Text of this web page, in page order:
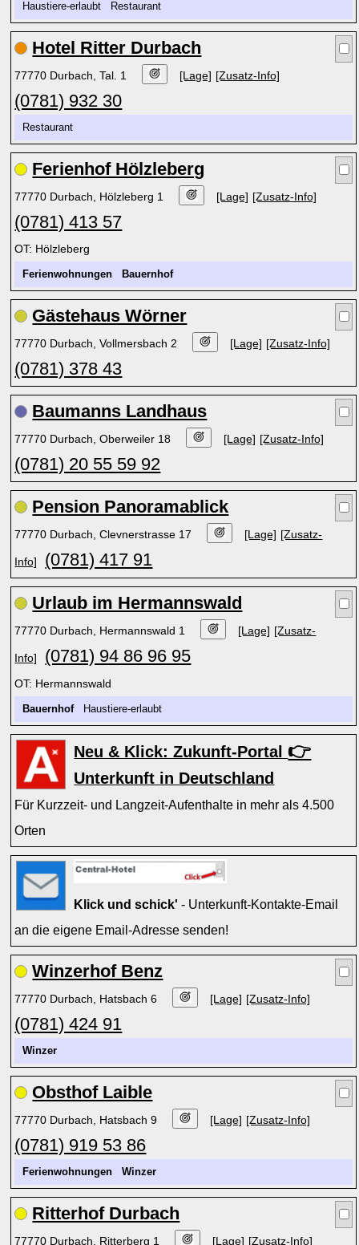
Haustiere-erlaubt Restaurant
Hotel Ritter Durbach
77770 Durbach, Tal. 1 [Lage] [Zusatz-Info]
(0781) 932 30
Restaurant
Ferienhof Hölzleberg
77770 Durbach, Hölzleberg 1 [Lage] [Zusatz-Info]
(0781) 413 57
OT: Hölzleberg
Ferienwohnungen Bauernhof
Gästehaus Wörner
77770 Durbach, Vollmersbach 2 [Lage] [Zusatz-Info]
(0781) 378 43
Baumanns Landhaus
77770 Durbach, Oberweiler 18 [Lage] [Zusatz-Info]
(0781) 20 55 59 92
Pension Panoramablick
77770 Durbach, Clevnerstrasse 17 [Lage] [Zusatz-
Info] (0781) 417 91
Urlaub im Hermannswald
77770 Durbach, Hermannswald 1 [Lage] [Zusatz-
Info] (0781) 94 86 96 95
OT: Hermannswald
BauernhofHaustiere-erlaubt
Neu & Klick: Zukunft-Portal 👉
Unterkunft in Deutschland
Für Kurzzeit- und Langzeit-Aufenthalte in mehr als 4.500
Orten
Klick und schick' - Unterkunft-Kontakte-Email
an die eigene Email-Adresse senden!
Winzerhof Benz
77770 Durbach, Hatsbach 6 [Lage] [Zusatz-Info]
(0781) 424 91
Winzer
Obsthof Laible
77770 Durbach, Hatsbach 9 [Lage] [Zusatz-Info]
(0781) 919 53 86
Ferienwohnungen Winzer
Ritterhof Durbach
77770 Durbach, Ritterberg 1 [Lage] [Zusatz-Info]